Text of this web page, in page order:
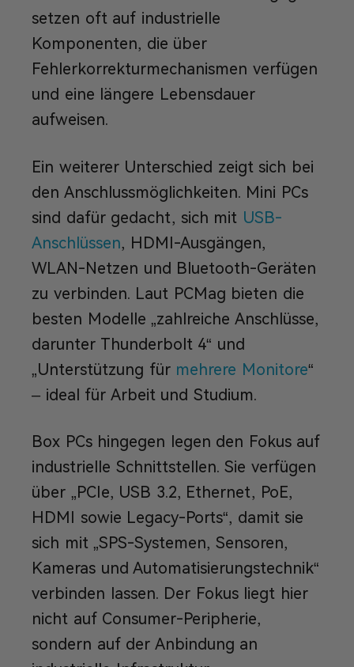
setzen oft auf industrielle
Komponenten, die über
Fehlerkorrekturmechanismen verfügen
und eine längere Lebensdauer
aufweisen.
Ein weiterer Unterschied zeigt sich bei
den Anschlussmöglichkeiten. Mini PCs
sind dafür gedacht, sich mit USB-
Anschlüssen, HDMI-Ausgängen,
WLAN-Netzen und Bluetooth-Geräten
zu verbinden. Laut PCMag bieten die
besten Modelle „zahlreiche Anschlüsse,
darunter Thunderbolt 4“ und
„Unterstützung für mehrere Monitore“
– ideal für Arbeit und Studium.
Box PCs hingegen legen den Fokus auf
industrielle Schnittstellen. Sie verfügen
über „PCIe, USB 3.2, Ethernet, PoE,
HDMI sowie Legacy-Ports“, damit sie
sich mit „SPS-Systemen, Sensoren,
Kameras und Automatisierungstechnik“
verbinden lassen. Der Fokus liegt hier
nicht auf Consumer-Peripherie,
sondern auf der Anbindung an